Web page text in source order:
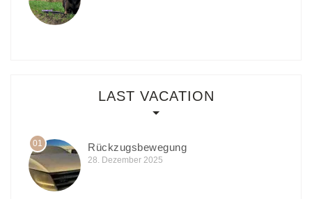
LAST VACATION
01 Rückzugsbewegung
28. Dezember 2025